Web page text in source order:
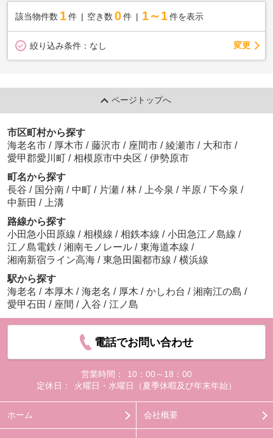
該当物件数 1件 空き数 0 件 1～1 件を表示
絞り込み条件： なし 変更
ページトップへ
市区町村から探す
海老名市 / 厚木市 / 藤沢市 / 座間市 / 綾瀬市 / 大和市 /
愛甲郡愛川町 / 相模原市中央区 / 伊勢原市
町名から探す
長谷 / 国分南 / 中町 / 片瀬 / 林 / 上今泉 / 半原 / 下今泉 /
中新田 /
上溝
路線から探す
小田急小田原線 / 相模線 / 相鉄本線 / 小田急江ノ島線 /
江ノ島電鉄 / 湘南モノレール / 東海道本線 /
湘南新宿ライン高海 / 東急田園都市線 / 横浜線
駅から探す
海老名 / 本厚木 / 海老名 / 厚木 / かしわ台 / 湘南江の島 /
愛甲石田 / 座間 / 入谷 / 江ノ島
電話でお問い合わせ
営業時間：
10：00～18：00
定休日：
火曜日・水曜日（夏季休暇及び年末年始）
ホーム 会社概要